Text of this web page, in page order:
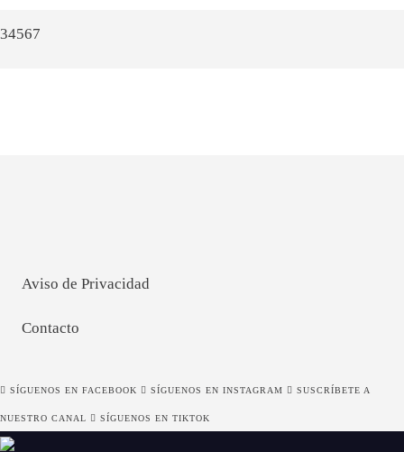
34567
Aviso de Privacidad
Contacto
SÍGUENOS EN FACEBOOK SÍGUENOS EN INSTAGRAM SUSCRÍBETE A
NUESTRO CANAL SÍGUENOS EN TIKTOK